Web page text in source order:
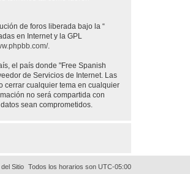
de foros liberada bajo la “
en Internet y la GPL
.
el país donde "Free Spanish
de Servicios de Internet. Las
cerrar cualquier tema en cualquier
no será compartida con
sean comprometidos.
Todos los horarios son UTC-05:00
Sitio